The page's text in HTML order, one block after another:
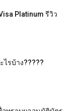
Platinum รีวิว
ไรบ้าง?????